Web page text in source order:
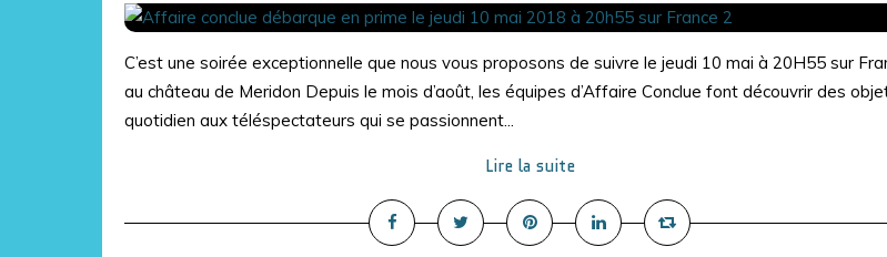
C’est une soirée exceptionnelle que nous vous proposons de suivre le jeudi 10 mai à 20H55 sur
au château de Meridon Depuis le mois d’août, les équipes d’Affaire Conclue font découvrir des
quotidien aux téléspectateurs qui se passionnent...
Lire la suite